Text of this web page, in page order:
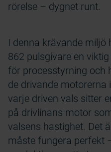
rörelse – dygnet runt.
I denna krävande miljö
862 pulsgivare en
för processtyrning och
de drivande motorerna
varje driven vals sitter
på drivlinans motor
valsens hastighet. Det
måste fungera perfekt